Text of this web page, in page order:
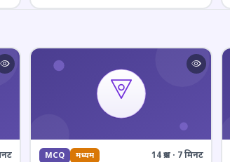
MCQ मध्यम 14 प्रश्न · 7 मिनट